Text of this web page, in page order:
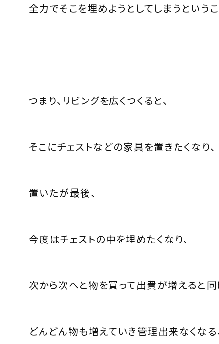
全力でそこを埋めようとしてしまうというこ
つまり、リビングを広くつくると、
そこにチェストなどの家具を置きたくなり、
置いたが最後、
今度はチェストの中を埋めたくなり、
次から次へと物を買って出費が増えると
どんどん物も増えていき管理出来なくなる